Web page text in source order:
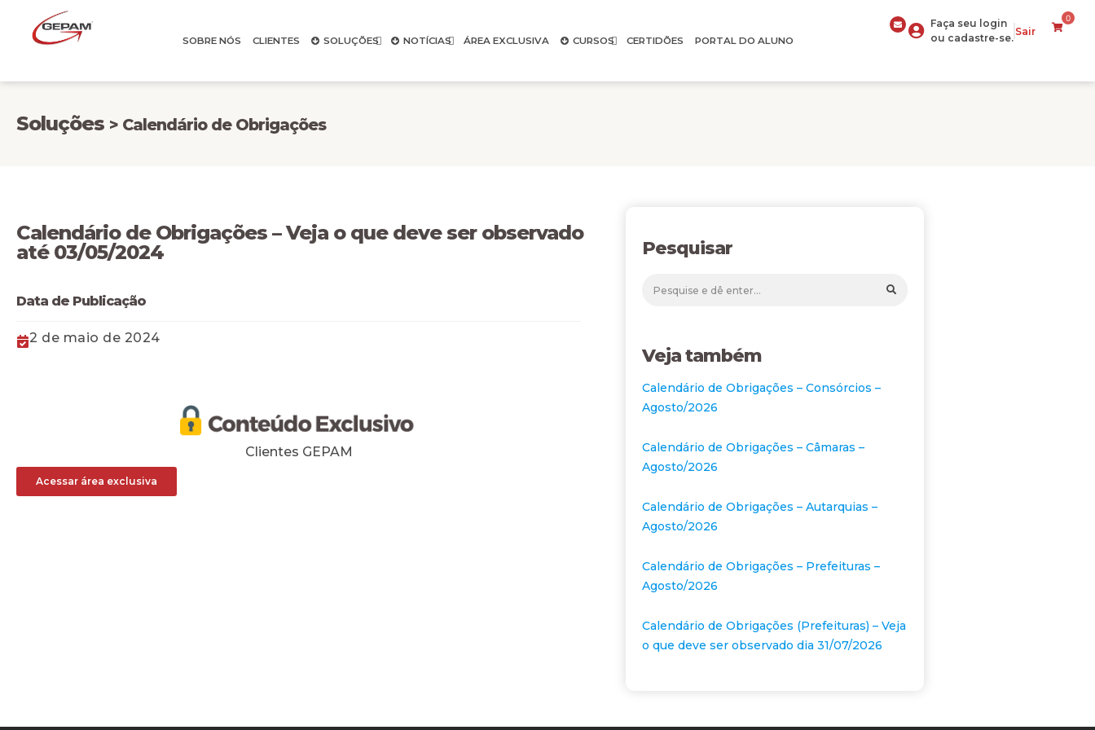
SOBRE NÓS CLIENTES SOLUÇÕES NOTÍCIAS ÁREA EXCLUSIVA CURSOS CERTIDÕES PORTAL DO ALUNO
Faça seu login
ou cadastre-se.
Sair
0
Soluções > Calendário de Obrigações
Calendário de Obrigações – Veja o que deve ser observado
até 03/05/2024
Data de Publicação
2 de maio de 2024
Clientes GEPAM
Acessar área exclusiva
Pesquisar
Veja também
Calendário de Obrigações – Consórcios –
Agosto/2026
Calendário de Obrigações – Câmaras –
Agosto/2026
Calendário de Obrigações – Autarquias –
Agosto/2026
Calendário de Obrigações – Prefeituras –
Agosto/2026
Calendário de Obrigações (Prefeituras) – Veja
o que deve ser observado dia 31/07/2026